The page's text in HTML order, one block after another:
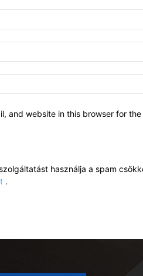
and website in this browser for
használja a spam
.